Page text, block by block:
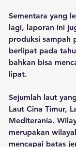
Sementara yang
lagi, laporan ini
produksi sampah
berlipat pada
bahkan bisa
lipat.
Sejumlah laut
Laut Cina Timur,
Mediterania.
merupakan
mencapai batas